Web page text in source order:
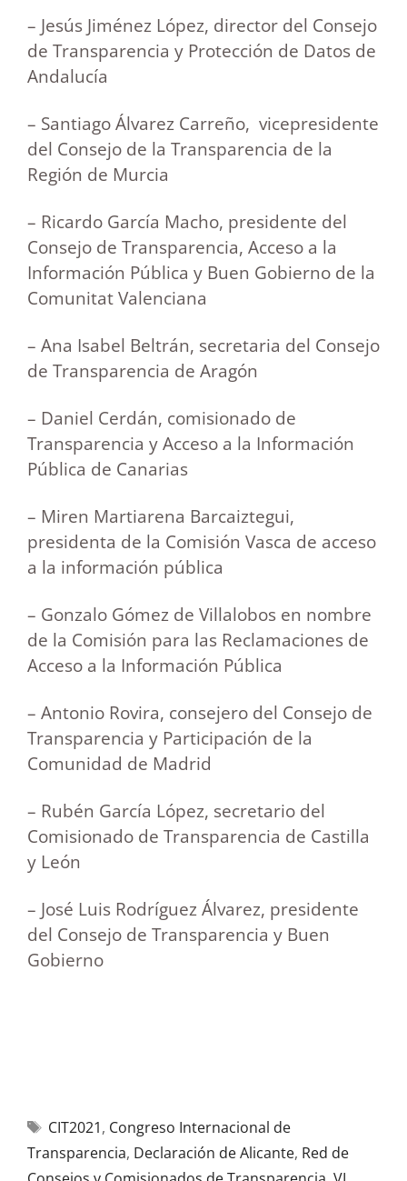
– Jesús Jiménez López, director del Consejo
de Transparencia y Protección de Datos de
Andalucía
– Santiago Álvarez Carreño, vicepresidente
del Consejo de la Transparencia de la
Región de Murcia
– Ricardo García Macho, presidente del
Consejo de Transparencia, Acceso a la
Información Pública y Buen Gobierno de la
Comunitat Valenciana
– Ana Isabel Beltrán, secretaria del Consejo
de Transparencia de Aragón
– Daniel Cerdán, comisionado de
Transparencia y Acceso a la Información
Pública de Canarias
– Miren Martiarena Barcaiztegui,
presidenta de la Comisión Vasca de acceso
a la información pública
– Gonzalo Gómez de Villalobos en nombre
de la Comisión para las Reclamaciones de
Acceso a la Información Pública
– Antonio Rovira, consejero del Consejo de
Transparencia y Participación de la
Comunidad de Madrid
– Rubén García López, secretario del
Comisionado de Transparencia de Castilla
y León
– José Luis Rodríguez Álvarez, presidente
del Consejo de Transparencia y Buen
Gobierno
CIT2021, Congreso Internacional de
Transparencia, Declaración de Alicante, Red de